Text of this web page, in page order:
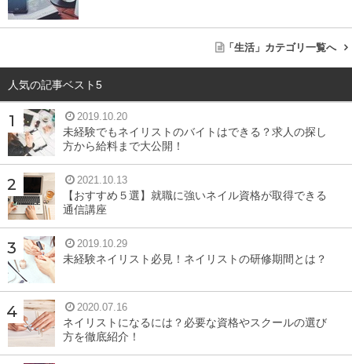
「生活」カテゴリ一覧へ
人気の記事ベスト5
2019.10.20
未経験でもネイリストのバイトはできる？求人の探し
方から給料まで大公開！
2021.10.13
【おすすめ５選】就職に強いネイル資格が取得できる
通信講座
2019.10.29
未経験ネイリスト必見！ネイリストの研修期間とは？
2020.07.16
ネイリストになるには？必要な資格やスクールの選び
方を徹底紹介！